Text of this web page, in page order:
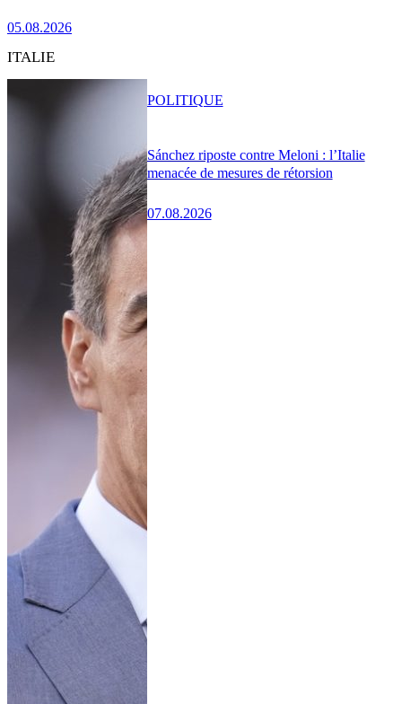
05.08.2026
ITALIE
Sánchez riposte contre Meloni : l’Italie
menacée de mesures de rétorsion
07.08.2026
POLITIQUE